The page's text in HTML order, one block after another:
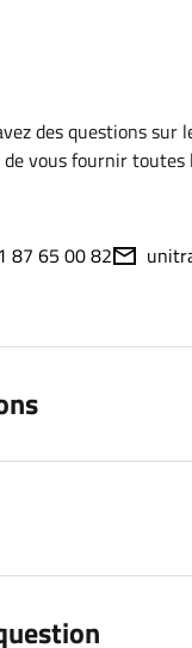
des questions
vous fournir toutes
87 65 00 82